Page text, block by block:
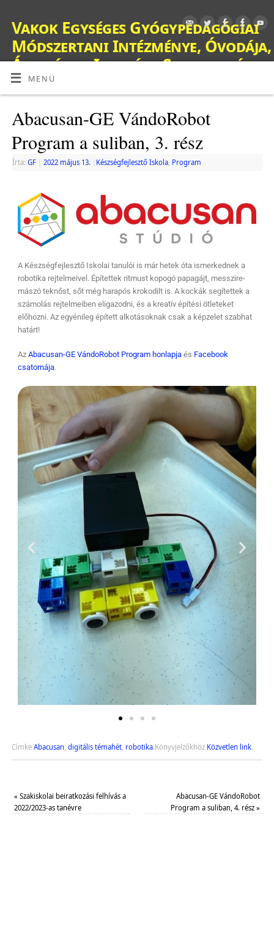
Vakok Egységes Gyógypedagógiai
Módszertani Intézménye, Óvodája,
Általános Iskolája, Szakiskolája,
Készségfejlesztő Iskolája, Fejlesztő
Nevelés-Oktatást Végző Iskolája,
Kollégiuma és Gyermekotthona
OM: 038428
MENÜ
Abacusan-GE VándoRobot
Program a suliban, 3. rész
Írta: GF 2022 május 13. Készségfejlesztő Iskola, Program
A Készségfejlesztő Iskolai tanulói is már hetek óta ismerkednek a
robotika rejtelmeivel. Építettek ritmust kopogó papagájt, messzire-
mászó teknőst, sőt még harapós krokodilt is. A kockák segítettek a
számolás rejtelmeiben eligazodni, és a kreatív építési ötleteket
előhozni. Az egyénileg épített alkotásoknak csak a képzelet szabhat
határt!
Az Abacusan-GE VándoRobot Program honlapjaés Facebook
csatornája.
Címke Abacusan digitális témahét, robotika.Könyvjelzőkhöz Közvetlen link.
« Szakiskolai beiratkozási felhívás a
2022/2023-as tanévre
Abacusan-GE VándoRobot
Program a suliban, 4. rész»